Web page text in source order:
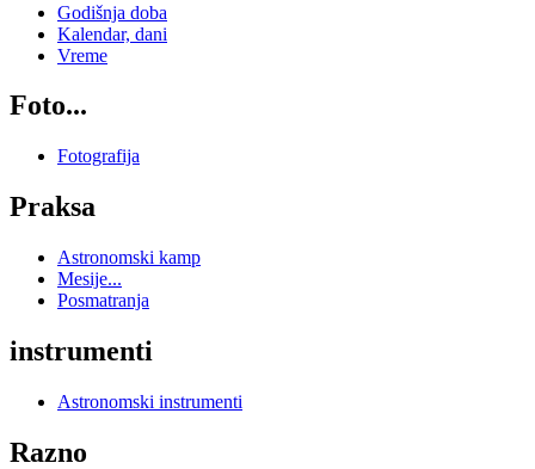
Godišnja doba
Kalendar, dani
Vreme
Foto...
Fotografija
Praksa
Astronomski kamp
Mesije...
Posmatranja
instrumenti
Astronomski instrumenti
Razno